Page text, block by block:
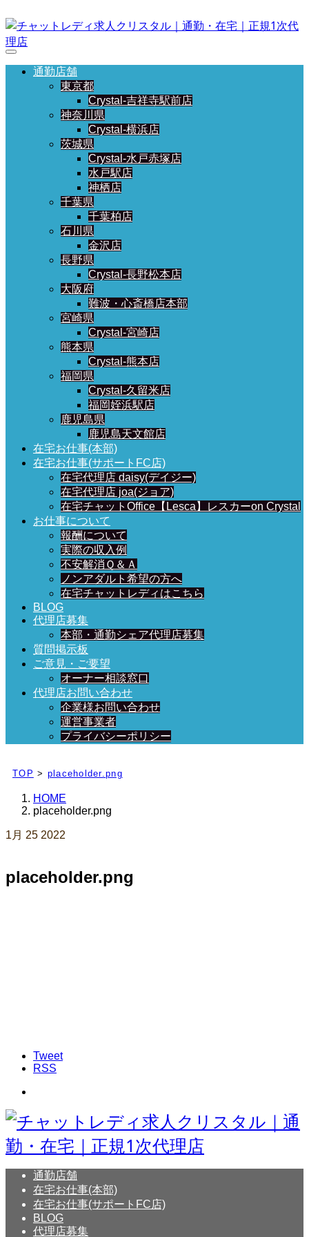
通勤店舗
東京都
Crystal-吉祥寺駅前店
神奈川県
Crystal-横浜店
茨城県
Crystal-水戸赤塚店
水戸駅店
神栖店
千葉県
千葉柏店
石川県
金沢店
長野県
Crystal-長野松本店
大阪府
難波・心斎橋店本部
宮崎県
Crystal-宮崎店
熊本県
Crystal-熊本店
福岡県
Crystal-久留米店
福岡姪浜駅店
鹿児島県
鹿児島天文館店
在宅お仕事(本部)
在宅お仕事(サポートFC店)
在宅代理店 daisy(デイジー)
在宅代理店 joa(ジョア)
在宅チャットOffice【Lesca】レスカーon Crystal
お仕事について
報酬について
実際の収入例
不安解消Ｑ＆Ａ
ノンアダルト希望の方へ
在宅チャットレディはこちら
BLOG
代理店募集
本部・通勤シェア代理店募集
質問掲示板
ご意見・ご要望
オーナー相談窓口
代理店お問い合わせ
企業様お問い合わせ
運営事業者
プライバシーポリシー
TOP > placeholder.png
HOME
placeholder.png
1月 25 2022
placeholder.png
Tweet
RSS
通勤店舗
在宅お仕事(本部)
在宅お仕事(サポートFC店)
BLOG
代理店募集